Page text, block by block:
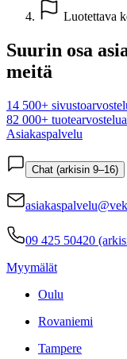
Luotettava
Suurin osa
meitä
14 500+
82 000+ tuotearvostelua
Asiakaspalvelu
Chat (arkisin 9–16)
09 425 50420
Myymälät
Oulu
Rovaniemi
Tampere